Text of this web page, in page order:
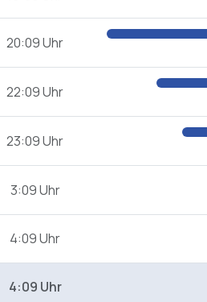
20:09 Uhr
22:09 Uhr
23:09 Uhr
3:09 Uhr
4:09 Uhr
4:09 Uhr